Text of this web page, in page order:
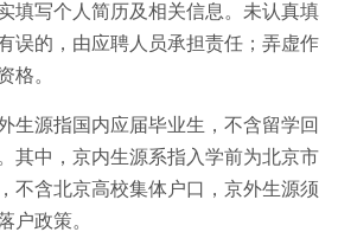
填写个人简历及相关信息。未认真填
误的，由应聘人员承担责任；弄虚作
格。
生源指国内应届毕业生，不含留学回
其中，京内生源系指入学前为北京市
不含北京高校集体户口，京外生源须
户政策。